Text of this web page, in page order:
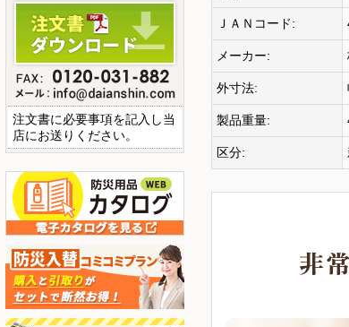
ＪＡＮコード:
メーカー:
外寸法:
製品重量:
区分:
非
注文書に必要事項を記入し当
店にお送りください。